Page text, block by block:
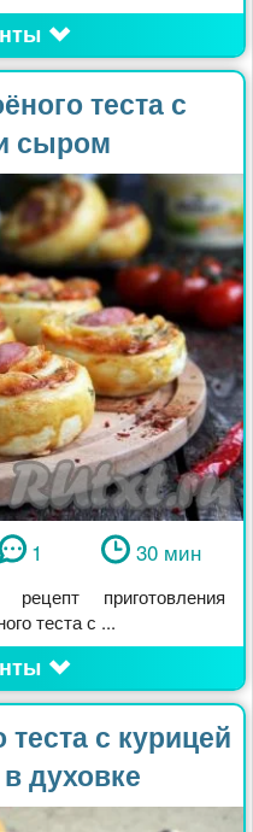
теста с
сыром
1 30 мин
приготовления
теста с ...
с курицей
духовке